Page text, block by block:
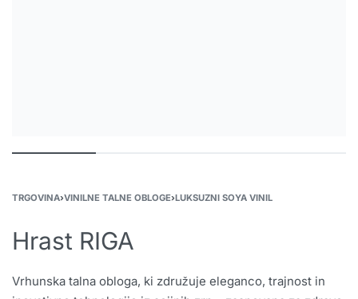
TRGOVINA›VINILNE TALNE OBLOGE›LUKSUZNI SOYA VINIL
Hrast RIGA
Vrhunska talna obloga, ki združuje eleganco, trajnost in